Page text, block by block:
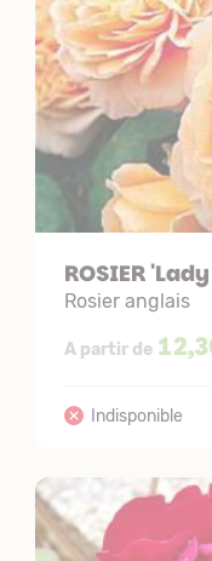
ROSIER
Rosier anglais
A partir de